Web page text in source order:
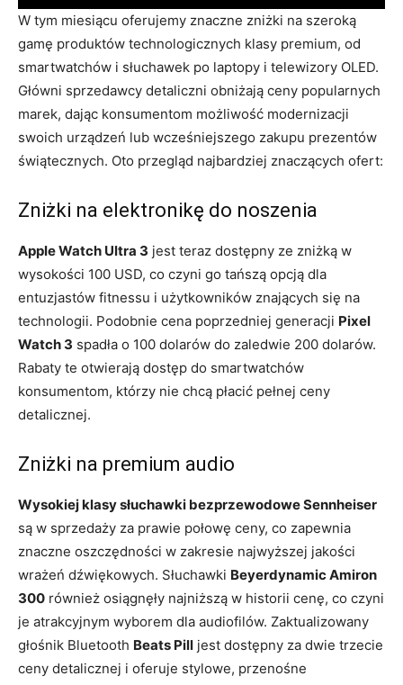
W tym miesiącu oferujemy znaczne zniżki na szeroką
gamę produktów technologicznych klasy premium, od
smartwatchów i słuchawek po laptopy i telewizory OLED.
Główni sprzedawcy detaliczni obniżają ceny popularnych
marek, dając konsumentom możliwość modernizacji
swoich urządzeń lub wcześniejszego zakupu prezentów
świątecznych. Oto przegląd najbardziej znaczących ofert:
Zniżki na elektronikę do noszenia
Apple Watch Ultra 3 jest teraz dostępny ze zniżką w
wysokości 100 USD, co czyni go tańszą opcją dla
entuzjastów fitnessu i użytkowników znających się na
technologii. Podobnie cena poprzedniej generacji Pixel
Watch 3 spadła o 100 dolarów do zaledwie 200 dolarów.
Rabaty te otwierają dostęp do smartwatchów
konsumentom, którzy nie chcą płacić pełnej ceny
detalicznej.
Zniżki na premium audio
Wysokiej klasy słuchawki bezprzewodowe Sennheiser
są w sprzedaży za prawie połowę ceny, co zapewnia
znaczne oszczędności w zakresie najwyższej jakości
wrażeń dźwiękowych. Słuchawki Beyerdynamic Amiron
300 również osiągnęły najniższą w historii cenę, co czyni
je atrakcyjnym wyborem dla audiofilów. Zaktualizowany
głośnik Bluetooth Beats Pill jest dostępny za dwie trzecie
ceny detalicznej i oferuje stylowe, przenośne